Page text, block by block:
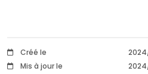
Créé le
Mis à jour le